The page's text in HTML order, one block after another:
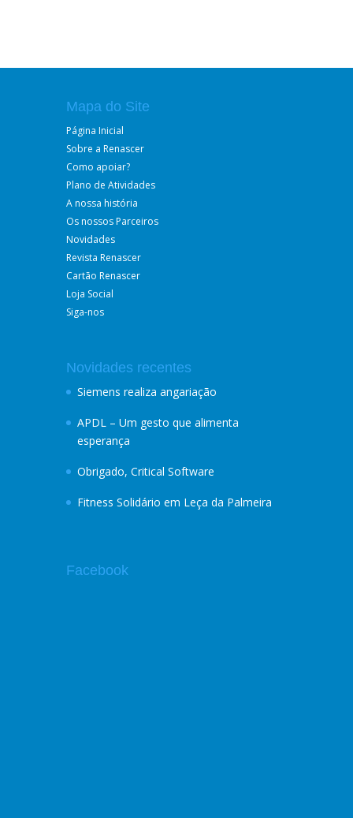
Mapa do Site
Página Inicial
Sobre a Renascer
Como apoiar?
Plano de Atividades
A nossa história
Os nossos Parceiros
Novidades
Revista Renascer
Cartão Renascer
Loja Social
Siga-nos
Novidades recentes
Siemens realiza angariação
APDL – Um gesto que alimenta
esperança
Obrigado, Critical Software
Fitness Solidário em Leça da Palmeira
Facebook